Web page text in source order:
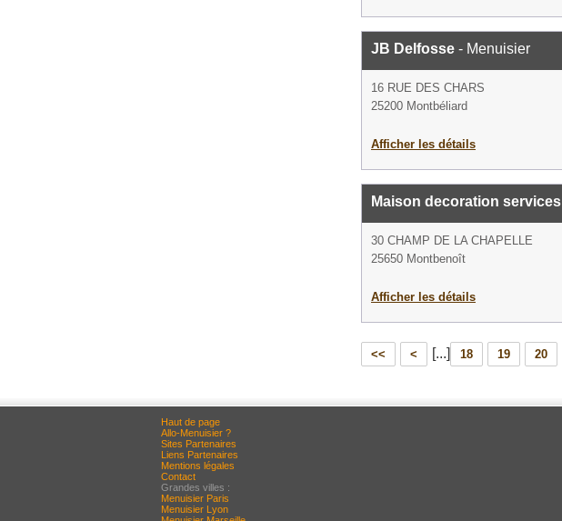
JB Delfosse - Menuisier
16 RUE DES CHARS
25200 Montbéliard
Afficher les détails
Maison decoration services
30 CHAMP DE LA CHAPELLE
25650 Montbenoît
Afficher les détails
<< < [...] 18 19 20
Haut de page
Allo-Menuisier ?
Sites Partenaires
Liens Partenaires
Mentions légales
Contact
Grandes villes :
Menuisier Paris
Menuisier Lyon